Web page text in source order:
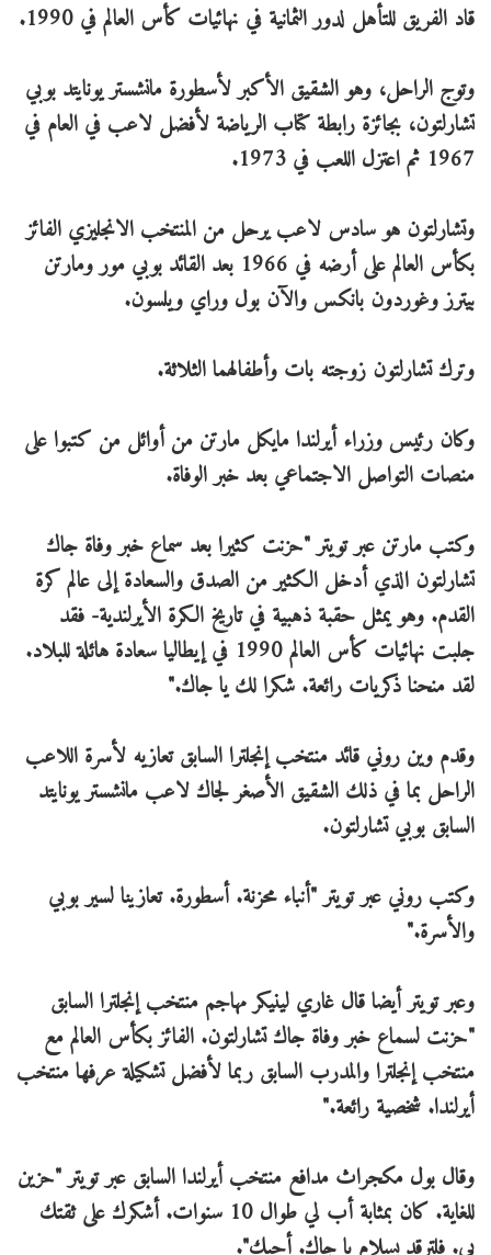
قاد الفريق للتأهل لدور الثمانية في نهائيات كأس العالم في 1990.
وتوج الراحل، وهو الشقيق الأكبر لأسطورة مانشستر يونايتد بوبي
تشارلتون، بجائزة رابطة كتاب الرياضة لأفضل لاعب في العام في
1967 ثم اعتزل اللعب في 1973.
وتشارلتون هو سادس لاعب يرحل من المنتخب الانجليزي الفائز
بكأس العالم على أرضه في 1966 بعد القائد بوبي مور ومارتن
بيترز وغوردون بانكس والآن بول وراي ويلسون.
وترك تشارلتون زوجته بات وأطفالهما الثلاثة.
وكان رئيس وزراء أيرلندا مايكل مارتن من أوائل من كتبوا على
منصات التواصل الاجتماعي بعد خبر الوفاة.
وكتب مارتن عبر تويتر "حزنت كثيرا بعد سماع خبر وفاة جاك
تشارلتون الذي أدخل الكثير من الصدق والسعادة إلى عالم كرة
القدم. وهو يمثل حقبة ذهبية في تاريخ الكرة الأيرلندية- فقد
جلبت نهائيات كأس العالم 1990 في إيطاليا سعادة هائلة للبلاد.
لقد منحنا ذكريات رائعة. شكرا لك يا جاك."
وقدم وين روني قائد منتخب إنجلترا السابق تعازيه لأسرة اللاعب
الراحل بما في ذلك الشقيق الأصغر لجاك لاعب مانشستر يونايتد
السابق بوبي تشارلتون.
وكتب روني عبر تويتر "أنباء محزنة. أسطورة. تعازينا لسير بوبي
والأسرة."
وعبر تويتر أيضا قال غاري لينيكر مهاجم منتخب إنجلترا السابق
"حزنت لسماع خبر وفاة جاك تشارلتون. الفائز بكأس العالم مع
منتخب إنجلترا والمدرب السابق ربما لأفضل تشكيلة عرفها منتخب
أيرلندا. شخصية رائعة."
وقال بول مكجراث مدافع منتخب أيرلندا السابق عبر تويتر "حزين
للغاية. كان بمثابة أب لي طوال 10 سنوات. أشكرك على ثقتك